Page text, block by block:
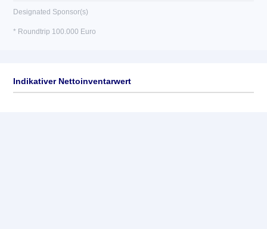
Designated Sponsor(s)
* Roundtrip 100.000 Euro
Indikativer Nettoinventarwert